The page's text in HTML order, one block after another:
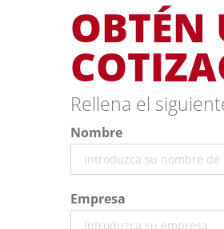
OBTÉN
Rellena el
Nombre
Empresa